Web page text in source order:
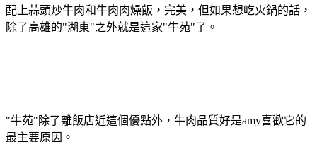
配上蒜頭炒牛肉和牛肉肉燥飯，完美，但如果想吃火鍋的話，
除了高雄的"湖東"之外就是這家"牛苑"了。
"牛苑"除了離飯店近這個優點外，牛肉品質好是amy喜歡它的
最主要原因。